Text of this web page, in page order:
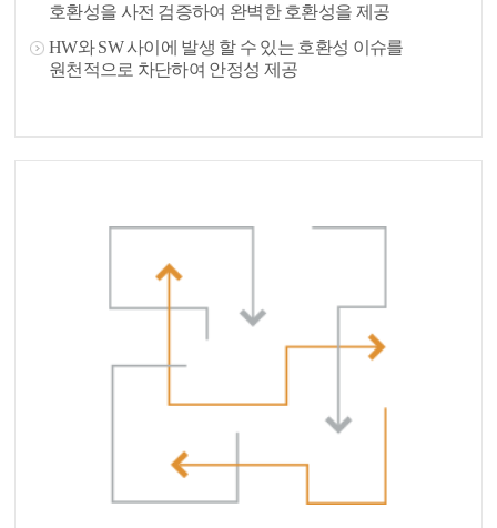
호환성을 사전 검증하여 완벽한 호환성을 제공
HW와 SW 사이에 발생 할 수 있는 호환성 이슈를
원천적으로 차단하여 안정성 제공